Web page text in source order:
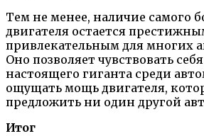
Тем не менее, наличие самого
двигателя остается
привлекательным для многих
Оно позволяет чувствовать
настоящего гиганта среди
ощущать мощь двигателя,
предложить ни один другой
Итог